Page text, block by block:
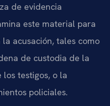
de evidencia
este material para
acusación, tales como
de custodia de la
testigos, o la
policiales.